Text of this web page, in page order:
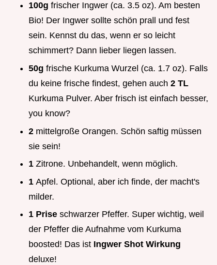
100g frischer Ingwer (ca. 3.5 oz). Am besten
Bio! Der Ingwer sollte schön prall und fest
sein. Kennst du das, wenn er so leicht
schimmert? Dann lieber liegen lassen.
50g frische Kurkuma Wurzel (ca. 1.7 oz). Falls
du keine frische findest, gehen auch 2 TL
Kurkuma Pulver. Aber frisch ist einfach besser,
you know?
2 mittelgroße Orangen. Schön saftig müssen
sie sein!
1 Zitrone. Unbehandelt, wenn möglich.
1 Apfel. Optional, aber ich finde, der macht's
milder.
1 Prise schwarzer Pfeffer. Super wichtig, weil
der Pfeffer die Aufnahme vom Kurkuma
boosted! Das ist Ingwer Shot Wirkung
deluxe!